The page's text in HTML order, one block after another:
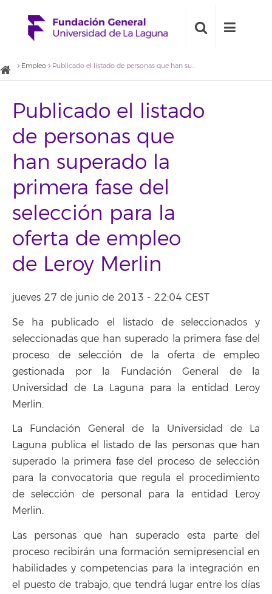
Empleo Publicado el listado de personas que han superado la primera fase del selección para la oferta de empleo de Leroy Merlin
Publicado el listado
de personas que
han superado la
primera fase del
selección para la
oferta de empleo
de Leroy Merlin
jueves 27 de junio de 2013 - 22:04 CEST
Se ha publicado el listado de seleccionados y
seleccionadas que han superado la primera fase del
proceso de selección de la oferta de empleo
gestionada por la Fundación General de la
Universidad de La Laguna para la entidad Leroy
Merlin.
La Fundación General de la Universidad de La
Laguna publica el listado de las personas que han
superado la primera fase del proceso de selección
para la convocatoria que regula el procedimiento
de selección de personal para la entidad Leroy
Merlin.
Las personas que han superado esta parte del
proceso recibirán una formación semipresencial en
habilidades y competencias para la integración en
el puesto de trabajo, que tendrá lugar entre los días